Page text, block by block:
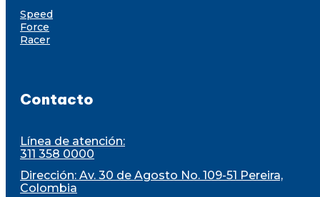
Speed
Force
Racer
Contacto
Línea de atención:
311 358 0000
Dirección: Av. 30 de Agosto No. 109-51 Pereira,
Colombia